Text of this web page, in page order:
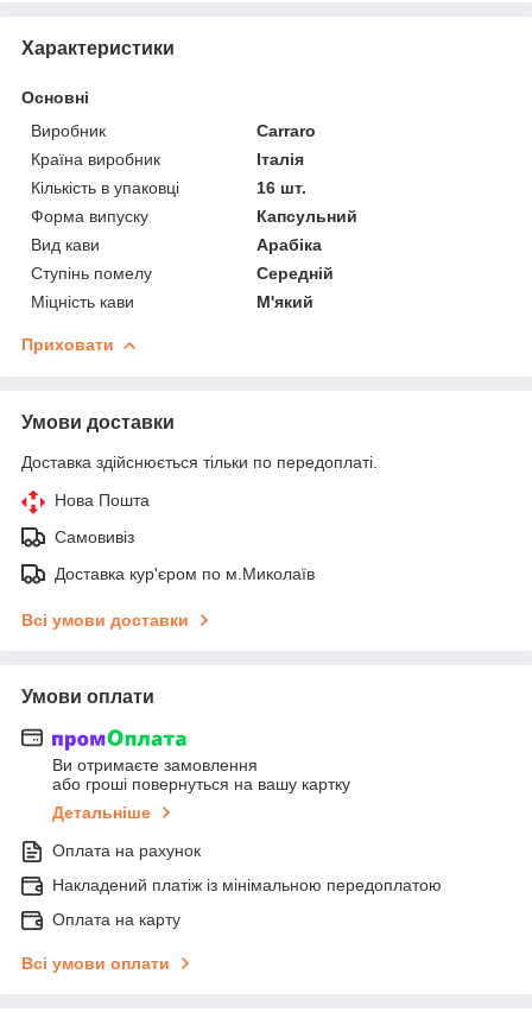
Характеристики
Основні
Виробник
Carraro
Країна виробник
Італія
Кількість в упаковці
16 шт.
Форма випуску
Капсульний
Вид кави
Арабіка
Ступінь помелу
Середній
Міцність кави
М'який
Приховати
Умови доставки
Доставка здійснюється тільки по передоплаті.
Нова Пошта
Самовивіз
Доставка кур'єром по м.Миколаїв
Всі умови доставки
Умови оплати
Ви отримаєте замовлення
або гроші повернуться на вашу картку
Детальніше
Оплата на рахунок
Накладений платіж із мінімальною передоплатою
Оплата на карту
Всі умови оплати